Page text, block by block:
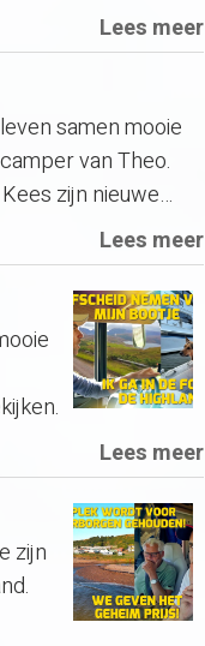
Lees meer
samen mooie
van Theo.
zijn nieuwe…
Lees meer
Lees meer
zijn